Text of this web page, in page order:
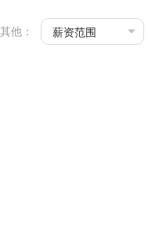
其他： 薪资范围